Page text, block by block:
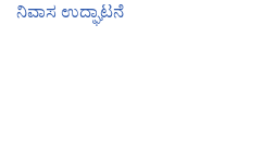
ನಿವಾಸ ಉದ್ಘಾಟನೆ